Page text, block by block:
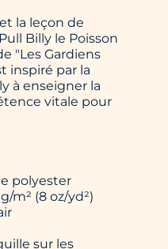
la leçon de
Billy le Poisson
"Les Gardiens
inspiré par la
à enseigner la
vitale pour
polyester
m² (8 oz/yd²)
sur les